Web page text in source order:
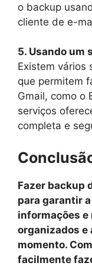
o backup
cliente de e-
5. Usando um
Existem vários
que permitem
Gmail, como o
serviços
completa e
Fazer backup
para garantir
informações
organizados e
momento.
facilmente